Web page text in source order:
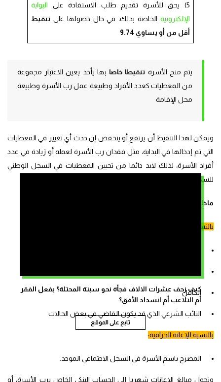
كيف زحف عشرات الالاف فجأة نحو سبتة المحتلة؟ بفعل الفقر
أم التلاعب أم انسداد الأفق؟
تابع على الموقع
5) يحق للأسرة تقديم طلب الاستفادة على
البوابة
الإلكترونية الخاصة بذلك، في حال حصولها على تنقيط
أقل من أو يساوي 9.74
يتم منح الأسرة تنقيطا خاصا بها يأخذ بعين الاعتبار مجموعة
من المعطيات كعدد الأفراد وطبيعة عمل رب الأسرة وطبيعة
محل الإقامة
ويمكن لهذا التنقيط أن يرتفع أو ينخفض إن حدث أي تغيير في المعطيات
التي تم إدخالها في البداية، مثل فقدان رب الأسرة لعمله أو زيادة في عدد
أفراد الأسرة، لذلك لابد دائما من تحيين المعطيات في السجل الوطني
للسكان والسجل الاجتماعي الموحد.
ماذا يقصد برب الأسرة؟
بالنسبة للحماية من المخاطر المرتبطة بالطفولة:
الكافل
النائب الشرعي الذي قد يكون القاضي في بعض الحالات
بالنسبة للإعانة الجزافية:
المصرح باسم الأسرة في السجل الاجتماعي الموحد.
وتحول مبالغ الإعانات شهريا إلى الحساب البنكي الخاص برب الأسرة، أو